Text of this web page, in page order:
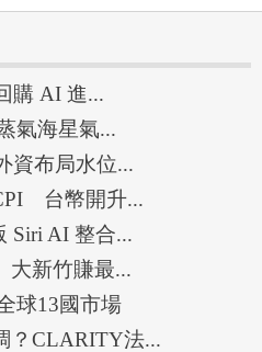
購 AI 進...
氣海星氣...
資布局水位...
台幣開升...
Siri AI 整合...
新竹賺最...
球13國市場
？CLARITY法...